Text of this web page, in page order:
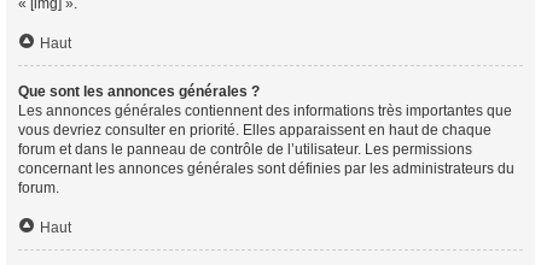
« [img] ».
Haut
Que sont les annonces générales ?
Les annonces générales contiennent des informations très importantes que
vous devriez consulter en priorité. Elles apparaissent en haut de chaque
forum et dans le panneau de contrôle de l’utilisateur. Les permissions
concernant les annonces générales sont définies par les administrateurs du
forum.
Haut